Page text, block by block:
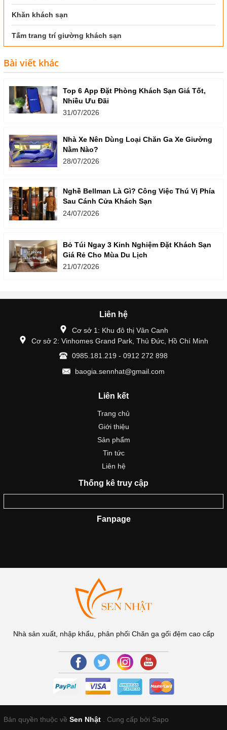
Khăn khách sạn
Tấm trang trí giường khách sạn
Bài viết khác
Top 6 App Đặt Phòng Khách Sạn Giá Tốt,
Nhiều Ưu Đãi
31/07/2026
Nhà Xe Nên Dùng Loại Chăn Ga Xe Giường
Nằm Nào?
28/07/2026
Nghề Bellman Là Gì? Công Việc Thú Vị Phía
Sau Cánh Cửa Khách Sạn
24/07/2026
Bỏ Túi Ngay 3 Kinh Nghiệm Đặt Khách Sạn
Giá Rẻ Cho Mùa Du Lịch
21/07/2026
Liên hệ
Cơ sở 1: Khu đô thị Vân Canh
Cơ sở 2: Vinhomes Grand Park, Thủ Đức, Hồ Chí Minh
0985.181.219 - 0912 272 898
baogia.sennhat@gmail.com
Liên kết
Trang chủ
Giới thiệu
Sản phẩm
Tin tức
Liên hệ
Thống kê truy cập
Fanpage
Nhà sản xuất, nhập khẩu, phân phối Chăn ga gối đệm cao cấp
Bản quyền thuộc về Sen Nhật Cung cấp bởi Sapo